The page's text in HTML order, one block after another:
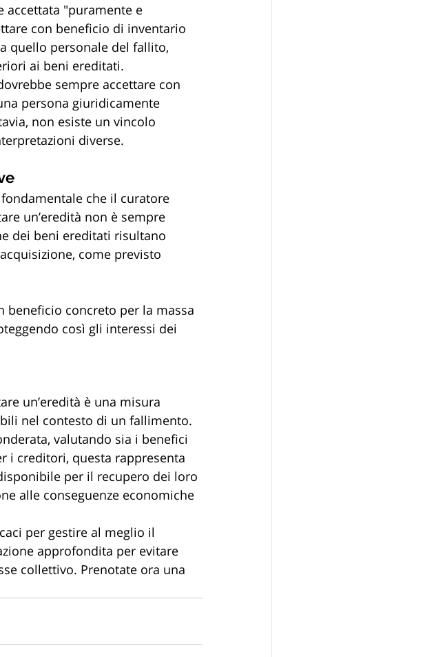
accettata "puramente e
con beneficio di inventario
quello personale del fallito,
ai beni ereditati.
sempre accettare con
persona giuridicamente
non esiste un vincolo
diverse.
che il curatore
un’eredità non è sempre
dei beni ereditati risultano
come previsto
beneficio concreto per la massa
così gli interessi dei
un’eredità è una misura
nel contesto di un fallimento.
valutando sia i benefici
i creditori, questa rappresenta
per il recupero dei loro
alle conseguenze economiche
per gestire al meglio il
approfondita per evitare
collettivo. Prenotate ora una